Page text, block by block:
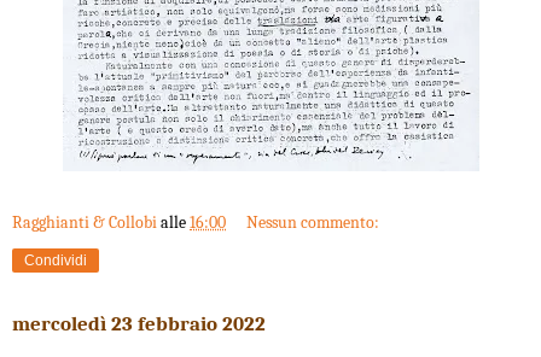
Ragghianti & Collobialle16:00 Nessun commento:
Condividi
mercoledì 23 febbraio 2022